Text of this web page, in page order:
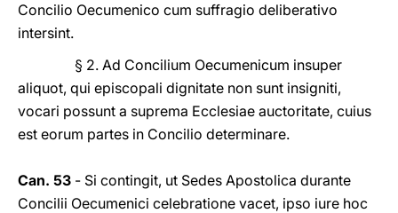
Concilio Oecumenico cum suffragio deliberativo
intersint.
§ 2. Ad Concilium Oecumenicum insuper
aliquot, qui episcopali dignitate non sunt insigniti,
vocari possunt a suprema Ecclesiae auctoritate, cuius
est eorum partes in Concilio determinare.
Can. 53 - Si contingit, ut Sedes Apostolica durante
Concilii Oecumenici celebratione vacet, ipso iure hoc